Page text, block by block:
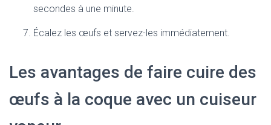
secondes à une minute.
Écalez les œufs et servez-les immédiatement.
Les avantages de faire cuire des
œufs à la coque avec un cuiseur